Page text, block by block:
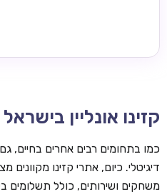
קזינו אונליין בישראל
כמו בתחומים רבים אחרים בחיים,
דיגיטלי. כיום, אתרי קזינו מקוונים
משחקים ושירותים, כולל תשלומים